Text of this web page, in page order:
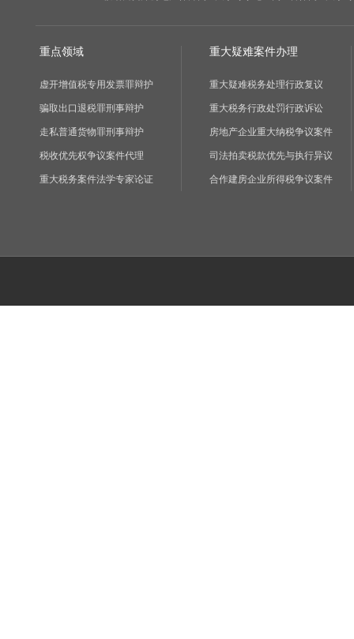
重点领域
虚开增值税专用发票罪辩护
骗取出口退税罪刑事辩护
走私普通货物罪刑事辩护
税收优先权争议案件代理
重大税务案件法学专家论证
重大疑难案件办理
重大疑难税务处理行政复议
重大税务行政处罚行政诉讼
房地产企业重大纳税争议案件
司法拍卖税款优先与执行异议
合作建房企业所得税争议案件